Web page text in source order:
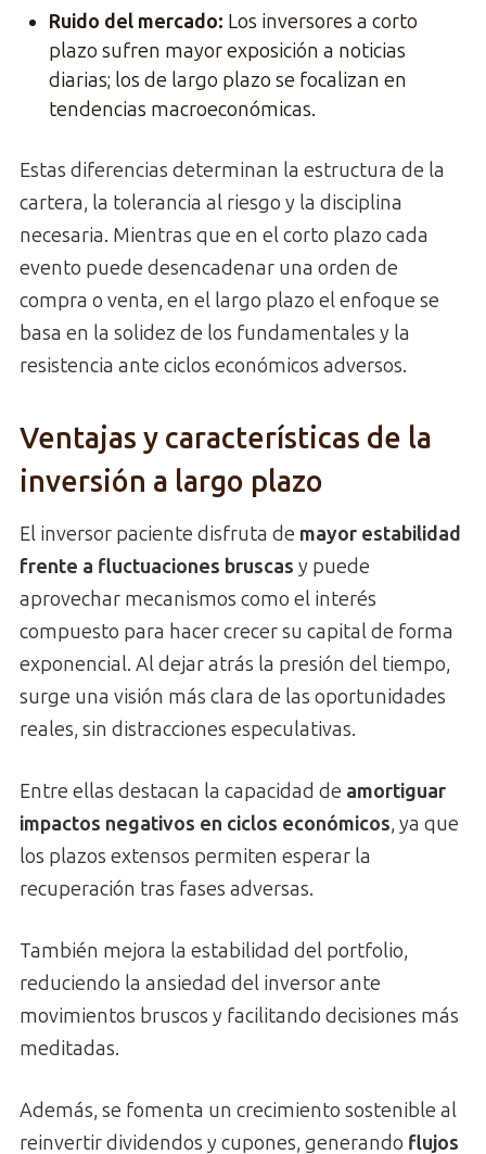
Ruido del mercado: Los inversores a corto
plazo sufren mayor exposición a noticias
diarias; los de largo plazo se focalizan en
tendencias macroeconómicas.
Estas diferencias determinan la estructura de la
cartera, la tolerancia al riesgo y la disciplina
necesaria. Mientras que en el corto plazo cada
evento puede desencadenar una orden de
compra o venta, en el largo plazo el enfoque se
basa en la solidez de los fundamentales y la
resistencia ante ciclos económicos adversos.
Ventajas y características de la
inversión a largo plazo
El inversor paciente disfruta de mayor estabilidad
frente a fluctuaciones bruscas y puede
aprovechar mecanismos como el interés
compuesto para hacer crecer su capital de forma
exponencial. Al dejar atrás la presión del tiempo,
surge una visión más clara de las oportunidades
reales, sin distracciones especulativas.
Entre ellas destacan la capacidad de amortiguar
impactos negativos en ciclos económicos, ya que
los plazos extensos permiten esperar la
recuperación tras fases adversas.
También mejora la estabilidad del portfolio,
reduciendo la ansiedad del inversor ante
movimientos bruscos y facilitando decisiones más
meditadas.
Además, se fomenta un crecimiento sostenible al
reinvertir dividendos y cupones, generando flujos